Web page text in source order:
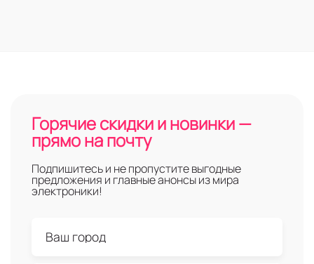
Горячие скидки и новинки —
прямо на почту
Подпишитесь и не пропустите выгодные
предложения и главные анонсы из мира
электроники!